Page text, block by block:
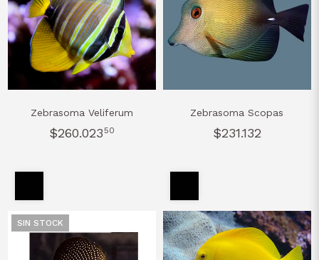
Zebrasoma Veliferum
$260.023 50
Zebrasoma Scopas
$231.132
SIN STOCK